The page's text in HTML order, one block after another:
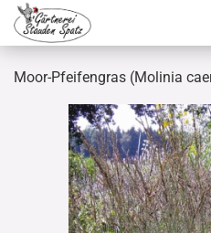
Moor-Pfeifengras (Molinia